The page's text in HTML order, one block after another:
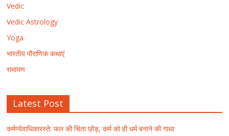
Vedic
Vedic Astrology
Yoga
भारतीय पौराणिक कथाएं
रामायण
Latest Post
कर्मण्येवाधिकारस्ते: फल की चिंता छोड़, कर्म को ही धर्म बनाने की गाथा